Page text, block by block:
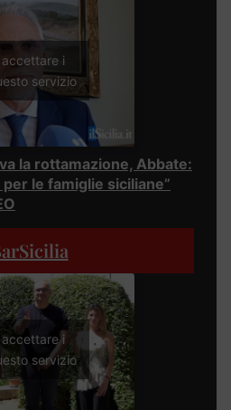
i
servizio
la rottamazione, Abbate:
le famiglie siciliane”
i
servizio